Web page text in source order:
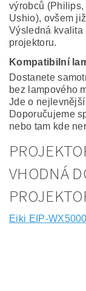
výrobců (Philips,
Ushio), ovšem
Výsledná kvalita
projektoru.
Kompatibilní
Dostanete
bez lampového
Jde o
Doporučujeme
nebo tam kde
VHODNÁ
Eiki EIP-WX5000